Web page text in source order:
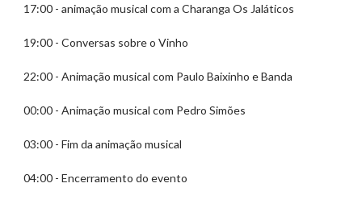
17:00 - animação musical com a Charanga Os Jaláticos
19:00 - Conversas sobre o Vinho
22:00 - Animação musical com Paulo Baixinho e Banda
00:00 - Animação musical com Pedro Simões
03:00 - Fim da animação musical
04:00 - Encerramento do evento